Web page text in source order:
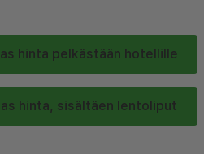
hinta pelkästään hotellille
hinta, sisältäen lentoliput